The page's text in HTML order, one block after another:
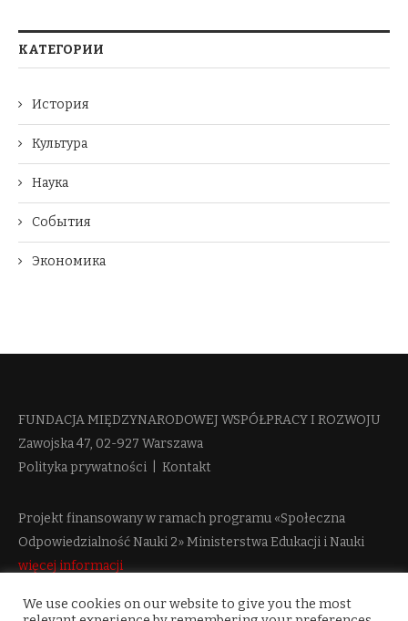
КАТЕГОРИИ
История
Культура
Наука
События
Экономика
FUNDACJA MIĘDZYNARODOWEJ WSPÓŁPRACY I ROZWOJU​
Zawojska 47, 02-927 Warszawa
Polityka prywatności
Kontakt
Projekt finansowany w ramach programu «Społeczna
Odpowiedzialność Nauki 2» Ministerstwa Edukacji i Nauki
więcej informacji
We use cookies on our website to give you the most